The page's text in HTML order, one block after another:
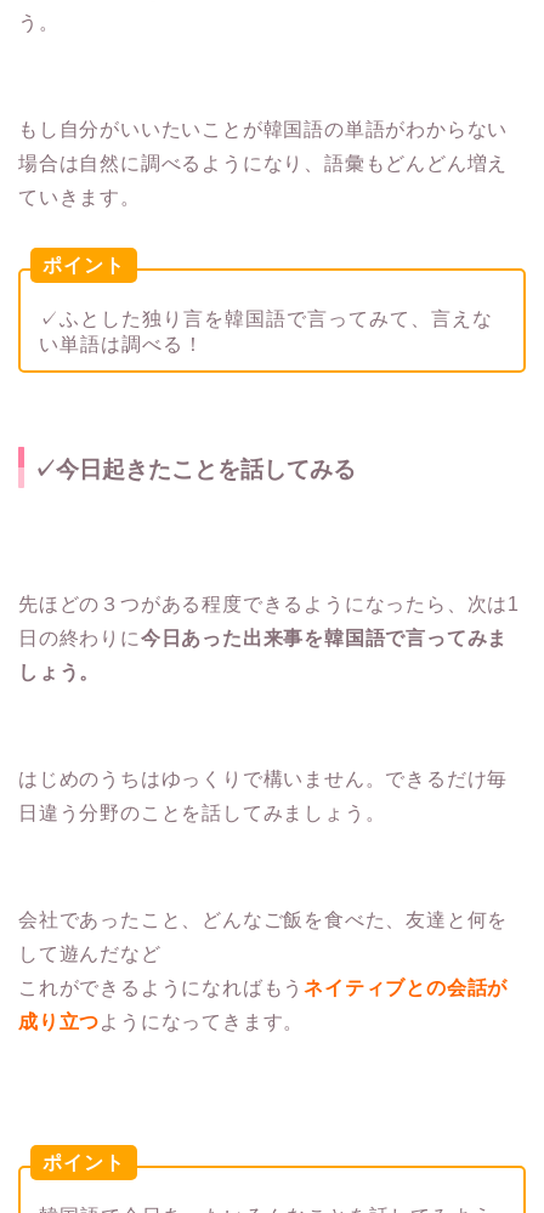
う。
もし自分がいいたいことが韓国語の単語がわからない
場合は自然に調べるようになり、語彙もどんどん増え
ていきます。
ポイント
✓ふとした独り言を韓国語で言ってみて、言えな
い単語は調べる！
✓今日起きたことを話してみる
先ほどの３つがある程度できるようになったら、次は1
日の終わりに今日あった出来事を韓国語で言ってみま
しょう。
はじめのうちはゆっくりで構いません。できるだけ毎
日違う分野のことを話してみましょう。
会社であったこと、どんなご飯を食べた、友達と何を
して遊んだなど
これができるようになればもうネイティブとの会話が
成り立つようになってきます。
ポイント